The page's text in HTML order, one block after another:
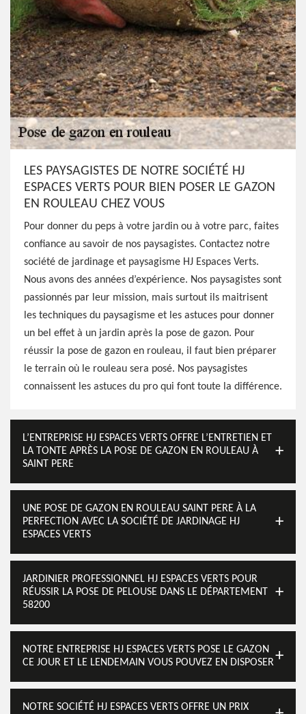
LES PAYSAGISTES DE NOTRE SOCIÉTÉ HJ
ESPACES VERTS POUR BIEN POSER LE GAZON
EN ROULEAU CHEZ VOUS
Pour donner du peps à votre jardin ou à votre parc, faites
confiance au savoir de nos paysagistes. Contactez notre
société de jardinage et paysagisme HJ Espaces Verts.
Nous avons des années d’expérience. Nos paysagistes sont
passionnés par leur mission, mais surtout ils maitrisent
les techniques du paysagisme et les astuces pour donner
un bel effet à un jardin après la pose de gazon. Pour
réussir la pose de gazon en rouleau, il faut bien préparer
le terrain où le rouleau sera posé. Nos paysagistes
connaissent les astuces du pro qui font toute la différence.
L’ENTREPRISE HJ ESPACES VERTS OFFRE L’ENTRETIEN ET
LA TONTE APRÈS LA POSE DE GAZON EN ROULEAU À
SAINT PERE
UNE POSE DE GAZON EN ROULEAU SAINT PERE À LA
PERFECTION AVEC LA SOCIÉTÉ DE JARDINAGE HJ
ESPACES VERTS
JARDINIER PROFESSIONNEL HJ ESPACES VERTS POUR
RÉUSSIR LA POSE DE PELOUSE DANS LE DÉPARTEMENT
58200
NOTRE ENTREPRISE HJ ESPACES VERTS POSE LE GAZON
CE JOUR ET LE LENDEMAIN VOUS POUVEZ EN DISPOSER
NOTRE SOCIÉTÉ HJ ESPACES VERTS OFFRE UN PRIX